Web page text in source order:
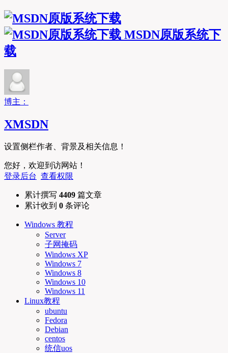
MSDN原版系统下
载
博主：
XMSDN
设置侧栏作者、背景及相关信息！
您好，欢迎到访网站！
登录后台 查看权限
累计撰写 4409 篇文章
累计收到 0 条评论
Windows 教程
Server
子网掩码
Windows XP
Windows 7
Windows 8
Windows 10
Windows 11
Linux教程
ubuntu
Fedora
Debian
centos
统信uos